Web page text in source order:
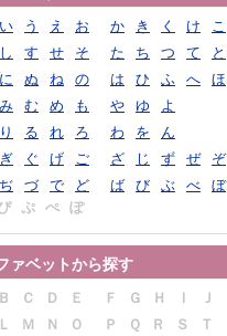
い う え お か き く け
こ
し す せ そ た ち つ て
と
に ぬ ね の は ひ ふ へ
ほ
み む め も や ゆ
よ
り る れ ろ わ を
ん
ぎ ぐ げ ご ざ じ ず ぜ
ぞ
ぢ づ で ど ば び ぶ べ
ぼ
ぷ ぺ ぽ
ァベットから探す
Ｂ Ｃ Ｄ Ｅ Ｆ Ｇ Ｈ Ｉ
Ｊ
Ｌ Ｍ Ｎ Ｏ Ｐ Ｑ Ｒ Ｓ
Ｔ